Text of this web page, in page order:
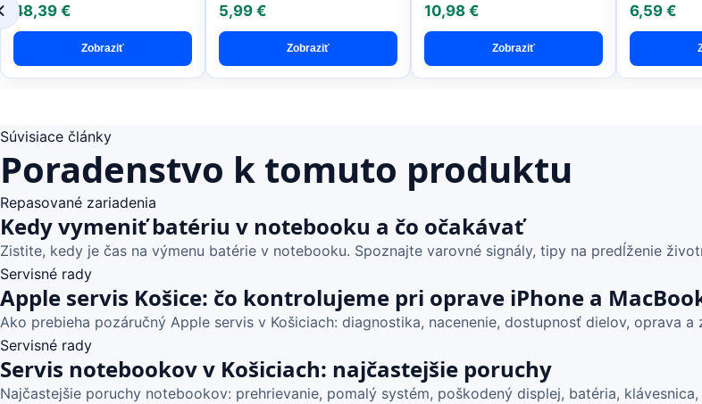
48,39 €
Zobraziť
5,99 €
Zobraziť
10,98 €
Zobraziť
6,59 €
Súvisiace články
Poradenstvo k tomuto produktu
Repasované zariadenia
Kedy vymeniť batériu v notebooku a čo očakávať
Zistite, kedy je čas na výmenu batérie v notebooku. Spoznajte varovné signály, tipy na predĺženie
Servisné rady
Apple servis Košice: čo kontrolujeme pri oprave iPhone a
Ako prebieha pozáručný Apple servis v Košiciach: diagnostika, nacenenie, dostupnosť dielov, oprava a
Servisné rady
Servis notebookov v Košiciach: najčastejšie poruchy
Najčastejšie poruchy notebookov: prehrievanie, pomalý systém, poškodený displej, batéria,